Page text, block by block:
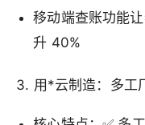
移动端查账功能
升 40%
3. 用*云制造：多工